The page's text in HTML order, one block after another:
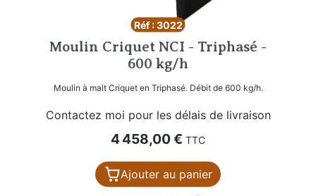
Réf : 3022
Moulin Criquet NCI - Triphasé -
600 kg/h
Moulin à malt Criquet en Triphasé. Débit de 600 kg/h.
Contactez moi pour les délais de livraison
Prix
4 458,00 € TTC
Ajouter au panier